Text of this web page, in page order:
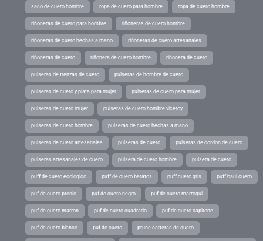
saco de cuero hombre ropa de cuero para hombre ropa de cuero hombre
riñoneras de cuero para hombre riñoneras de cuero hombre
riñoneras de cuero hechas a mano riñoneras de cuero artesanales
riñoneras de cuero riñonera de cuero hombre riñonera de cuero
pulseras de trenzas de cuero pulseras de hombre de cuero
pulseras de cuero y plata para mujer pulseras de cuero para mujer
pulseras de cuero mujer pulseras de cuero hombre viceroy
pulseras de cuero hombre pulseras de cuero hechas a mano
pulseras de cuero artesanales pulseras de cuero pulseras de cordon de cuero
pulseras artesanales de cuero pulsera de cuero hombre pulsera de cuero
puff de cuero ecologico puff de cuero baratos puff cuero gris puff baul cuero
puf de cuero precio puf de cuero negro puf de cuero marroqui
puf de cuero marron puf de cuero cuadrado puf de cuero capitone
puf de cuero blanco puf de cuero prune carteras de cuero